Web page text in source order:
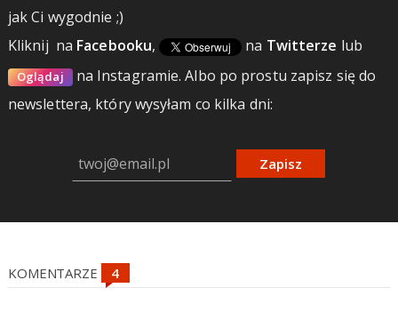
jak Ci wygodnie ;)
Kliknij na Facebooku, na Twitterze lub
Oglądaj na Instagramie.Albo po prostu zapisz się do
newslettera, który wysyłam co kilka dni:
Zapisz
KOMENTARZE